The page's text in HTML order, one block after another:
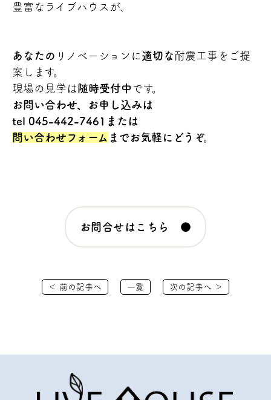
豊富なライブハウスが、
あなたの リノベーションに 適切な耐震工事をご提
案します。
現場の見学は随時受付中 です。
お問い合わせ、お申し込みは
tel 045-442-7461または
問い合わせフォーム までお気軽にどうぞ。
お問合せはこちら ●
＜ 前の記事へ 一覧 次の記事へ ＞